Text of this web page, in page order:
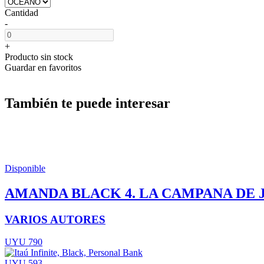
Cantidad
-
+
Producto sin stock
Guardar en favoritos
También te puede interesar
Disponible
AMANDA BLACK 4. LA CAMPANA DE
VARIOS AUTORES
UYU 790